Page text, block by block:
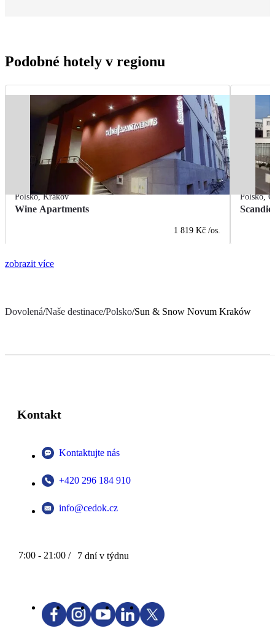
Podobné hotely v regionu
Polsko,Krakov
Wine Apartments
1 819 Kč /os.
Polsko,
zobrazit více
Dovolená/Naše destinace/Polsko/Sun & Snow Novum Kraków
Kontakt
Kontaktujte nás
+420 296 184 910
info@cedok.cz
7:00 - 21:00 / 7 dní v týdnu